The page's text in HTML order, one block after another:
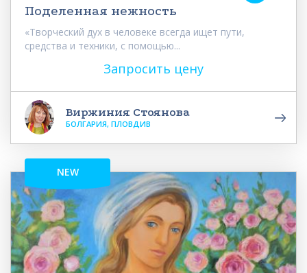
Поделенная нежность
«Творческий дух в человеке всегда ищет пути,
средства и техники, с помощью...
Запросить цену
Виржиния Стоянова
БОЛГАРИЯ, ПЛОВДИВ
NEW